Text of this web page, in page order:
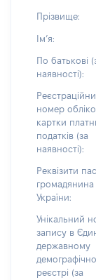
Прізвище:
Імʼя:
По батькові
наявності):
номер
картки
податків (за
наявності):
Реквізити
громадянина
України:
Унікальний
запису в
державному
реєстрі (за